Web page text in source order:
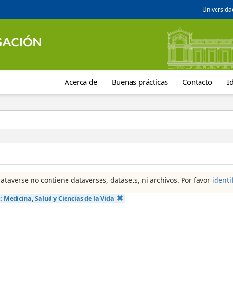
Acerca de Buenas prácticas Contacto
no contiene dataverses, datasets, ni archivos. Por favor
Medicina, Salud y Ciencias de la Vida